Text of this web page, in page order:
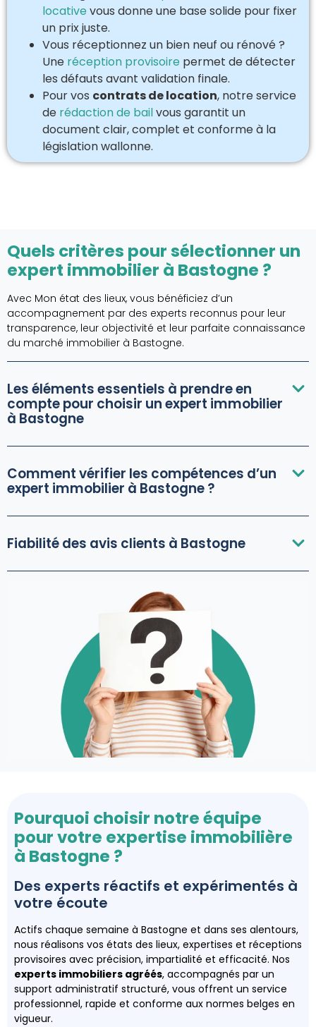
locative vous donne une base solide pour fixer
un prix juste.
Vous réceptionnez un bien neuf ou rénové ?
Une réception provisoire permet de détecter
les défauts avant validation finale.
Pour vos contrats de location, notre service
de rédaction de bailvous garantit un
document clair, complet et conforme à la
législation wallonne.
Quels critères pour sélectionner un
expert immobilier à Bastogne ?
Avec Mon état des lieux, vous bénéficiez d’un
accompagnement par des experts reconnus pour leur
transparence, leur objectivité et leur parfaite connaissance
du marché immobilier à Bastogne.
Les éléments essentiels à prendre en
compte pour choisir un expert immobilier
à Bastogne
Comment vérifier les compétences d’un
expert immobilier à Bastogne ?
Fiabilité des avis clients à Bastogne
Pourquoi choisir notre équipe
pour votre expertise immobilière
à Bastogne ?
Des experts réactifs et expérimentés à
votre écoute
Actifs chaque semaine à Bastogne et dans ses alentours,
nous réalisons vos états des lieux, expertises et réceptions
provisoires avec précision, impartialité et efficacité. Nos
experts immobiliers agréés, accompagnés par un
support administratif structuré, vous offrent un service
professionnel, rapide et conforme aux normes belges en
vigueur.